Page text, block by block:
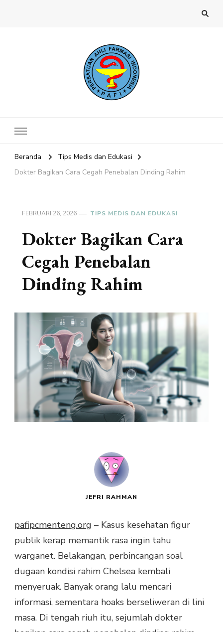
Beranda
Tips Medis dan Edukasi
Dokter Bagikan Cara Cegah Penebalan Dinding Rahim
FEBRUARI 26, 2026 TIPS MEDIS DAN EDUKASI
Dokter Bagikan Cara
Cegah Penebalan
Dinding Rahim
JEFRI RAHMAN
pafipcmenteng.org – Kasus kesehatan figur
publik kerap memantik rasa ingin tahu
warganet. Belakangan, perbincangan soal
dugaan kondisi rahim Chelsea kembali
menyeruak. Banyak orang lalu mencari
informasi, sementara hoaks berseliweran di lini
masa. Di tengah riuh itu, sejumlah dokter